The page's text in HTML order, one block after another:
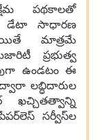
పథకాలతో
డేటా సాధారణ
మాత్రమే
ప్రభుత్వ
ఉండటం ఈ
లబ్ధిదారుల
ఖచ్చితత్వాన్ని
సర్వీస్‌ల